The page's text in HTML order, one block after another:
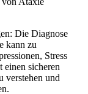
Die Diagnose
kann zu
Stress
einen sicheren
verstehen und